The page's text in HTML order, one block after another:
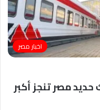
اخبار مصر
مصر تنجز أكبر